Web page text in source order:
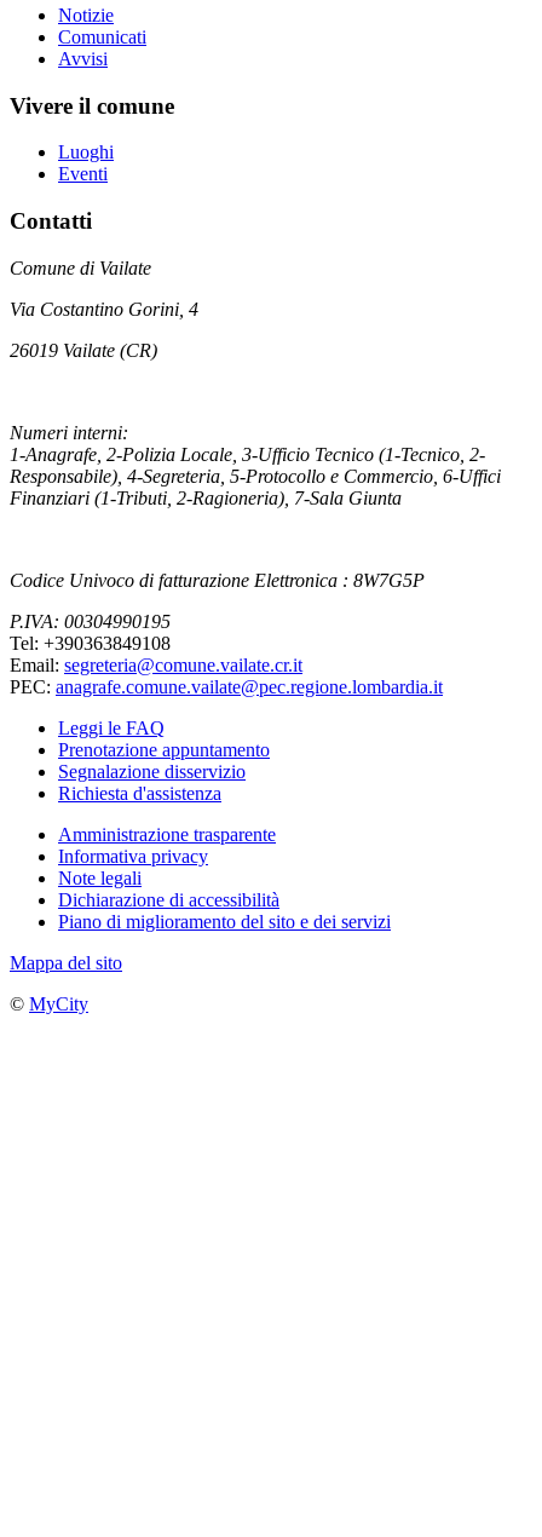
Notizie
Comunicati
Avvisi
Vivere il comune
Luoghi
Eventi
Contatti
Comune di Vailate
Via Costantino Gorini, 4
26019 Vailate (CR)
Numeri interni:
1-Anagrafe, 2-Polizia Locale, 3-Ufficio Tecnico (1-Tecnico, 2-
Responsabile), 4-Segreteria, 5-Protocollo e Commercio, 6-Uffici
Finanziari (1-Tributi, 2-Ragioneria), 7-Sala Giunta
Codice Univoco di fatturazione Elettronica : 8W7G5P
P.IVA: 00304990195
Tel: +390363849108
Email: segreteria@comune.vailate.cr.it
PEC: anagrafe.comune.vailate@pec.regione.lombardia.it
Leggi le FAQ
Prenotazione appuntamento
Segnalazione disservizio
Richiesta d'assistenza
Amministrazione trasparente
Informativa privacy
Note legali
Dichiarazione di accessibilità
Piano di miglioramento del sito e dei servizi
Mappa del sito
© MyCity